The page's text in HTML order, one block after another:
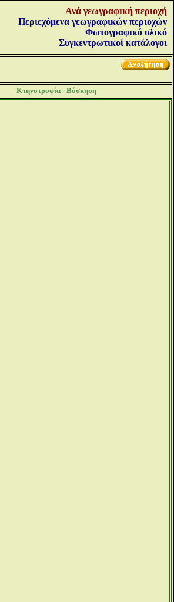
Ανά γεωγραφική περιοχή
Περιεχόμενα γεωγραφικών περιοχών
Φωτογραφικό υλικό
Συγκεντρωτικοί κατάλογοι
Κτηνοτροφία - Βόσκηση